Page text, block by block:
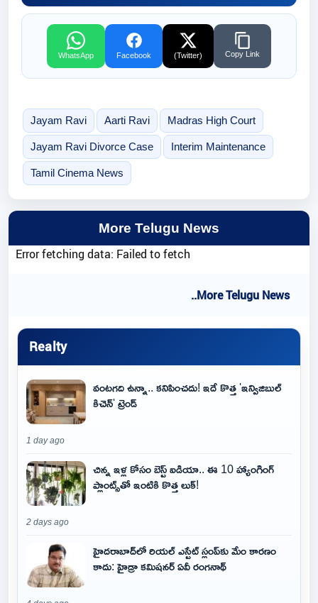
WhatsApp Facebook (Twitter) Copy Link
Jayam Ravi Aarti Ravi Madras High Court
Jayam Ravi Divorce Case Interim Maintenance
Tamil Cinema News
More Telugu News
Error fetching data: Failed to fetch
..More Telugu News
Realty
వంటగది ఉన్నా.. కనిపించదు! ఇదే కొత్త 'ఇన్విజిబుల్
కిచెన్' ట్రెండ్
1 day ago
చిన్న ఇళ్ల కోసం బెస్ట్ ఐడియా.. ఈ 10 హ్యాంగింగ్
ప్లాంట్స్‌తో ఇంటికి కొత్త లుక్!
2 days ago
హైదరాబాద్‌లో రియల్ ఎస్టేట్ స్లంప్‌కు మేం కారణం
కాదు: హైడ్రా కమిషనర్ ఏవీ రంగనాథ్